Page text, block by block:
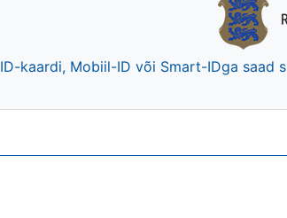
ID-kaardi, Mobiil-ID või Smart-IDga saad